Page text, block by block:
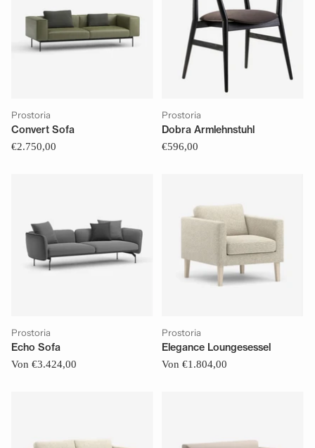
Prostoria
Convert Sofa
€2.750,00
Prostoria
Dobra Armlehnstuhl
€596,00
Prostoria
Echo Sofa
Von €3.424,00
Prostoria
Elegance Loungesessel
Von €1.804,00